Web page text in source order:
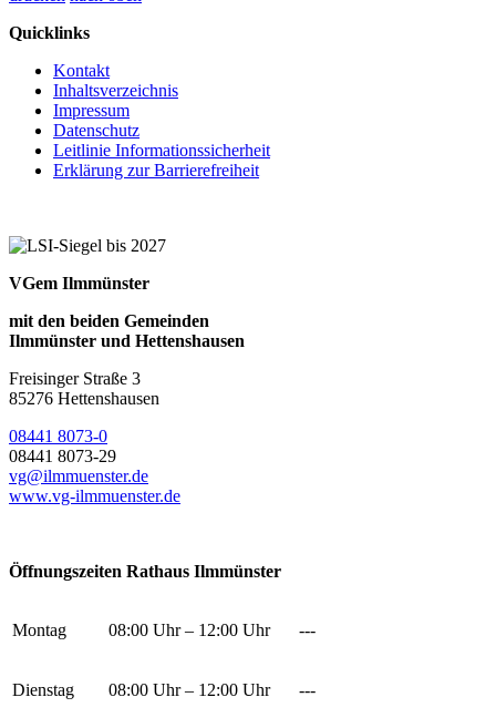
Quicklinks
Kontakt
Inhaltsverzeichnis
Impressum
Datenschutz
Leitlinie Informationssicherheit
Erklärung zur Barrierefreiheit
VGem Ilmmünster
mit den beiden Gemeinden
Ilmmünster und Hettenshausen
Freisinger Straße 3
85276 Hettenshausen
08441 8073-0
08441 8073-29
vg@ilmmuenster.de
www.vg-ilmmuenster.de
Öffnungszeiten Rathaus Ilmmünster
Montag 08:00 Uhr – 12:00 Uhr ---
Dienstag 08:00 Uhr – 12:00 Uhr ---